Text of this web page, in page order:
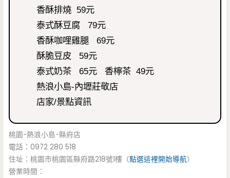
香酥排燒 59元
泰式酥豆腐 79元
香酥咖哩雞腿 69元
酥脆豆皮 59元
泰式奶茶 65元 香檸茶 49元
熱浪小島-內壢莊敬店
店家/景點資訊
桃園-熱浪小島-縣府店
電話：0972 280 518
住址：桃園市桃園區縣府路218號1樓（點選這裡開始導航）
營業時間：